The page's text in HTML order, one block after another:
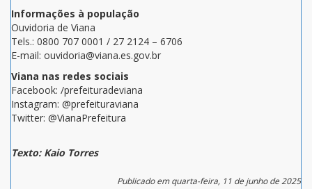
Informações à população
Ouvidoria de Viana
Tels.: 0800 707 0001 / 27 2124 – 6706
E-mail: ouvidoria@viana.es.gov.br
Viana nas redes sociais
Facebook: /prefeituradeviana
Instagram: @prefeituraviana
Twitter: @VianaPrefeitura
Texto: Kaio Torres
Publicado em quarta-feira, 11 de junho de 2025